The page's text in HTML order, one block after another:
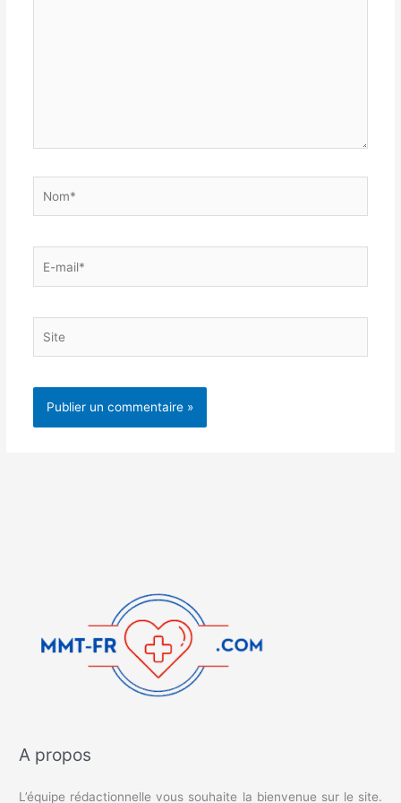
mail*
A propos
L’équipe rédactionnelle vous souhaite la bienvenue sur le site.